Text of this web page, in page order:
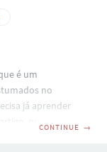
é um
no
já aprender
CONTINUE →